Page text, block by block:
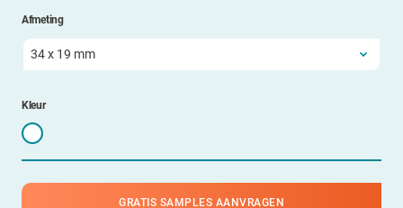
Afmeting
Kleur
GRATIS SAMPLES AANVRAGEN